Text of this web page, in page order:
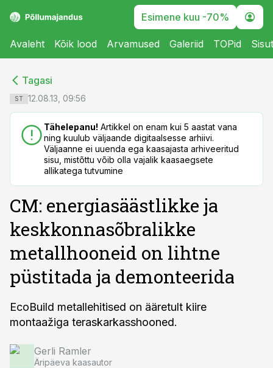
Esimene kuu -70%
Avaleht Kõik lood Arvamused Galeriid TOPid
Tagasi
ST 12.08.13, 09:56
Tähelepanu! Artikkel on enam kui 5 aastat vana
ning kuulub väljaande digitaalsesse arhiivi.
Väljaanne ei uuenda ega kaasajasta arhiveeritud
sisu, mistõttu võib olla vajalik kaasaegsete
allikatega tutvumine
CM: energiasäästlikke ja
keskkonnasõbralikke
metallhooneid on lihtne
püstitada ja demonteerida
EcoBuild metallehitised on ääretult kiire
montaažiga teraskarkasshooned.
Gerli Ramler
Äripäeva kaasautor